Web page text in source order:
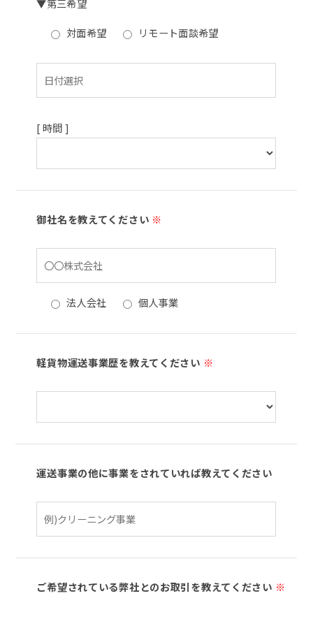
▼第三希望
対面希望 リモート面談希望
[ 時間 ]
御社名を教えてください ※
法人会社 個人事業
軽貨物運送事業歴を教えてください ※
運送事業の他に事業をされていれば教えてください
ご希望されている弊社とのお取引を教えてください ※